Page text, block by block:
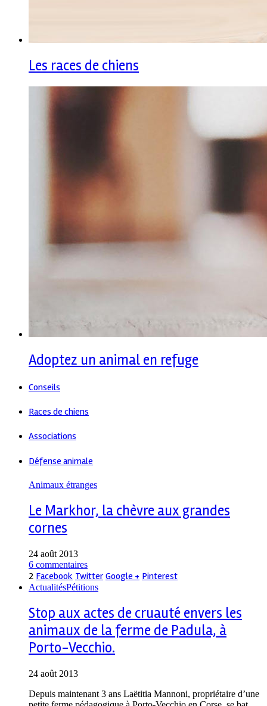
Les races de chiens
Adoptez un animal en refuge
Conseils
Races de chiens
Associations
Défense animale
Animaux étranges
Le Markhor, la chèvre aux grandes
cornes
24 août 2013
6 commentaires
2 Facebook Twitter Google + Pinterest
ActualitésPétitions
Stop aux actes de cruauté envers les
animaux de la ferme de Padula, à
Porto-Vecchio.
24 août 2013
Depuis maintenant 3 ans Laëtitia Mannoni, propriétaire d’une